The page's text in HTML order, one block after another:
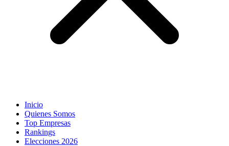
Inicio
Quienes Somos
Top Empresas
Rankings
Elecciones 2026